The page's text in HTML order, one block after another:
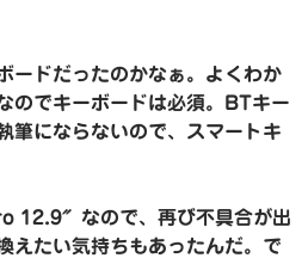
ードだったのかなぁ。よくわか
のでキーボードは必須。BTキー
筆にならないので、スマートキ
12.9″なので、再び不具合が出
えたい気持ちもあったんだ。で